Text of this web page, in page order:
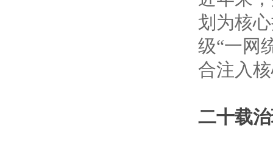
划为核
级“一网
合注入
二十载